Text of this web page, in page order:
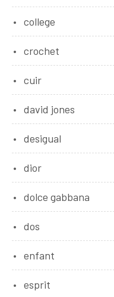
college
crochet
cuir
david jones
desigual
dior
dolce gabbana
dos
enfant
esprit